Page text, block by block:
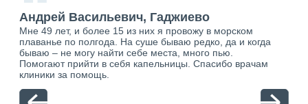
Андрей Васильевич, Гаджиево
Мне 49 лет, и более 15 из них я провожу в морском
плаванье по полгода. На суше бываю редко, да и когда
бываю – не могу найти себе места, много пью.
Помогают прийти в себя капельницы. Спасибо врачам
клиники за помощь.